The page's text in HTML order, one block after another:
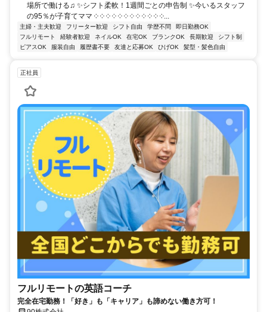
場所で働ける♫ ✨シフト柔軟！1週間ごとの申告制 ✨今いるスタッフ
の95％が子育てママ ༶ ༶ ༶ ༶ ༶ ༶ ༶ ༶ ༶ ༶ ༶ ༶...
主婦・主夫歓迎 フリーター歓迎 シフト自由 学歴不問
即日勤務OK
フルリモート
経験者歓迎 ネイルOK 在宅OK ブランクOK 長期歓迎
シフト制
ピアスOK
服装自由 履歴書不要 友達と応募OK ひげOK 髪型・髪色自由
正社員
フルリモートの英語コーチ
完全在宅勤務！「好き」も「キャリア」も諦めない働き方可！